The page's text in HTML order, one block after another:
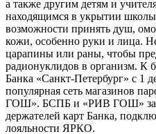
а также другим детям и
находящимся в укрытии
возможности принять душ,
кожи, особенно руки и лица.
царапины или раны, чтобы
радионуклидов в организм.
Банка «Санкт-Петербург» с 1
популярная сеть магазинов
ГОШ». БСПБ и «РИВ ГОШ»
держателей карт Банка,
лояльности ЯРКО.